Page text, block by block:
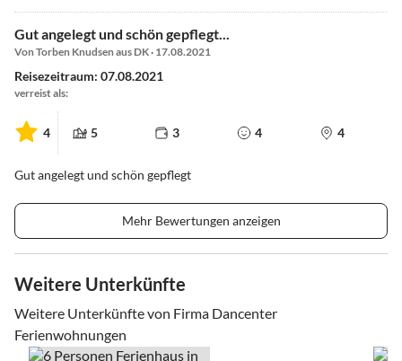
Gut angelegt und schön gepflegt...
Von Torben Knudsen aus DK · 17.08.2021
Reisezeitraum: 07.08.2021
verreist als:
4 5 3 4 4
Gut angelegt und schön gepflegt
Mehr Bewertungen anzeigen
Weitere Unterkünfte
Weitere Unterkünfte von Firma Dancenter
Ferienwohnungen